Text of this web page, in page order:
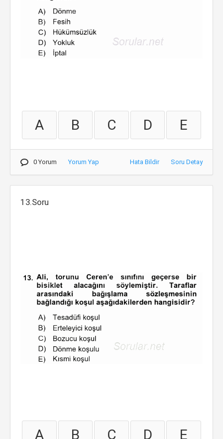
A B C D E
0 Yorum Yorum Yap Hata Bildir Soru Detay
13.Soru
A B C D E